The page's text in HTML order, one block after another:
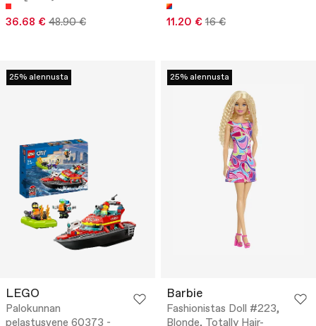
36.68 € 48.90 €
11.20 € 16 €
25% alennusta
LEGO
Palokunnan
pelastusvene 60373 -
25% alennusta
Barbie
Fashionistas Doll #223,
Blonde, Totally Hair-